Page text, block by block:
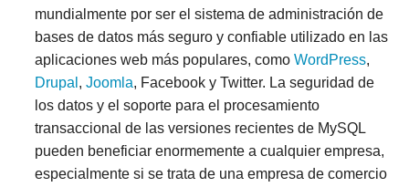
mundialmente por ser el sistema de administración de
bases de datos más seguro y confiable utilizado en las
aplicaciones web más populares, como WordPress,
Drupal , Joomla, Facebook y Twitter. La seguridad de
los datos y el soporte para el procesamiento
transaccional de las versiones recientes de MySQL
pueden beneficiar enormemente a cualquier empresa,
especialmente si se trata de una empresa de comercio